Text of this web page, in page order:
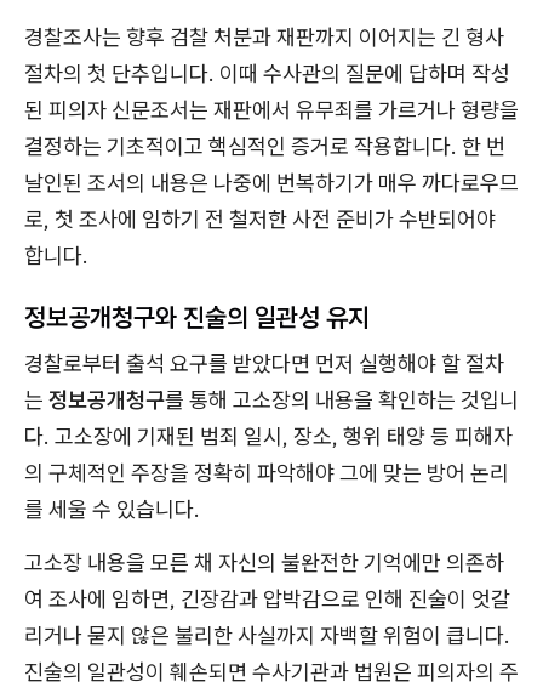
경찰조사는 향후 검찰 처분과 재판까지 이어지는 긴 형사
절차의 첫 단추입니다. 이때 수사관의 질문에 답하며 작성
된 피의자 신문조서는 재판에서 유무죄를 가르거나 형량을
결정하는 기초적이고 핵심적인 증거로 작용합니다. 한 번
날인된 조서의 내용은 나중에 번복하기가 매우 까다로우므
로, 첫 조사에 임하기 전 철저한 사전 준비가 수반되어야
합니다.
정보공개청구와 진술의 일관성 유지
경찰로부터 출석 요구를 받았다면 먼저 실행해야 할 절차
는 정보공개청구를 통해 고소장의 내용을 확인하는 것입니
다. 고소장에 기재된 범죄 일시, 장소, 행위 태양 등 피해자
의 구체적인 주장을 정확히 파악해야 그에 맞는 방어 논리
를 세울 수 있습니다.
고소장 내용을 모른 채 자신의 불완전한 기억에만 의존하
여 조사에 임하면, 긴장감과 압박감으로 인해 진술이 엇갈
리거나 묻지 않은 불리한 사실까지 자백할 위험이 큽니다.
진술의 일관성이 훼손되면 수사기관과 법원은 피의자의 주